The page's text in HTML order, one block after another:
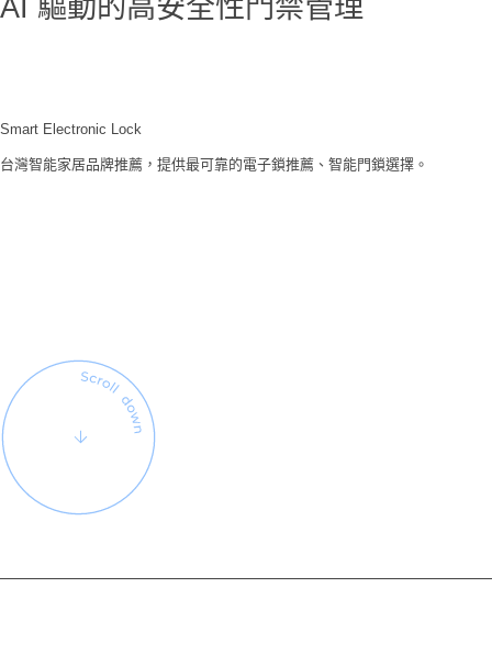
AI 驅動的高安全性門禁管理
Smart Electronic Lock
台灣智能家居品牌推薦，提供最可靠的電子鎖推薦、智能門鎖選擇。